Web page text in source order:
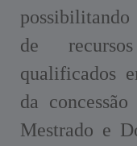
de
qualificados
da
Mestrado e